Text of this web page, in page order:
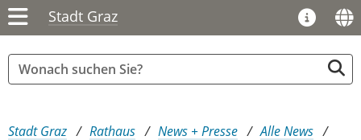
Stadt Graz
Sie sind hier:
Stadt Graz Rathaus News + Presse
Alle News